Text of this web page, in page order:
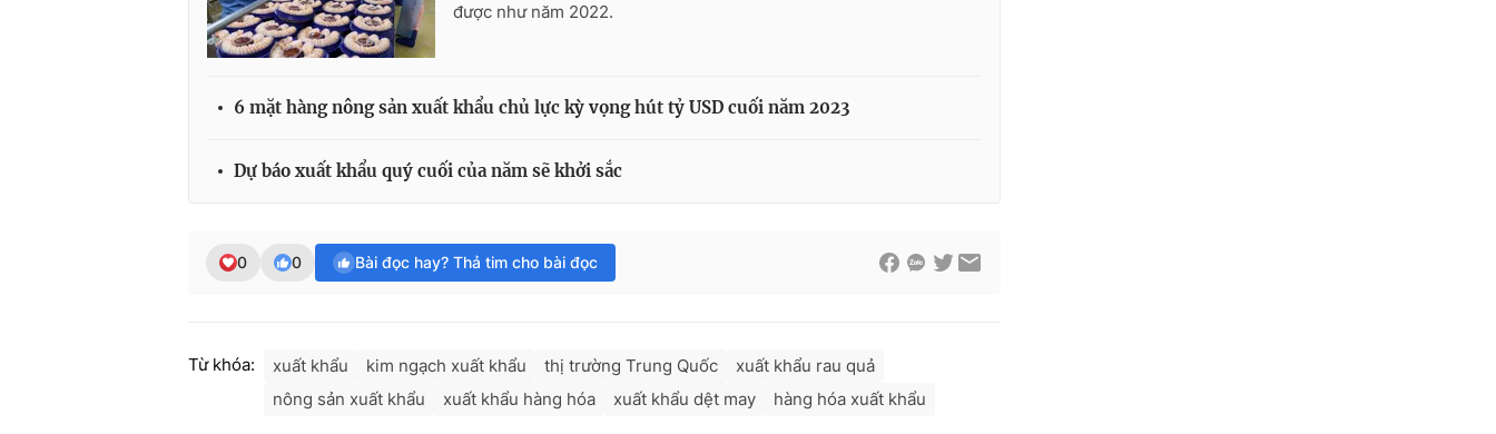
được như năm 2022.
6 mặt hàng nông sản xuất khẩu chủ lực kỳ vọng hút tỷ USD cuối năm 2023
Dự báo xuất khẩu quý cuối của năm sẽ khởi sắc
0 0 Bài đọc hay? Thả tim cho bài đọc
Từ khóa: xuất khẩu kim ngạch xuất khẩu thị trường Trung Quốc
xuất khẩu rau quả
nông sản xuất khẩu
xuất khẩu hàng hóa xuất khẩu dệt may hàng hóa xuất khẩu